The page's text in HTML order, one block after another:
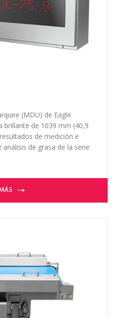
(MDU) de Eagle
brillante de 1039 mm (40,9
de medición e
de grasa de la serie